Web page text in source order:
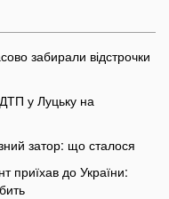
забирали відстрочки
ДТП у Луцьку на
затор: що сталося
приїхав до України: